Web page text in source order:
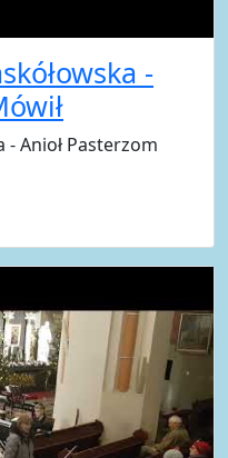
-
- Anioł Pasterzom